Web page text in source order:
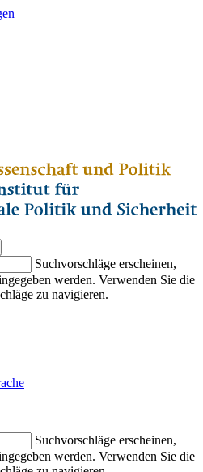
Suchvorschläge erscheinen,
werden. Verwenden Sie die
zu navigieren.
Suchvorschläge erscheinen,
werden. Verwenden Sie die